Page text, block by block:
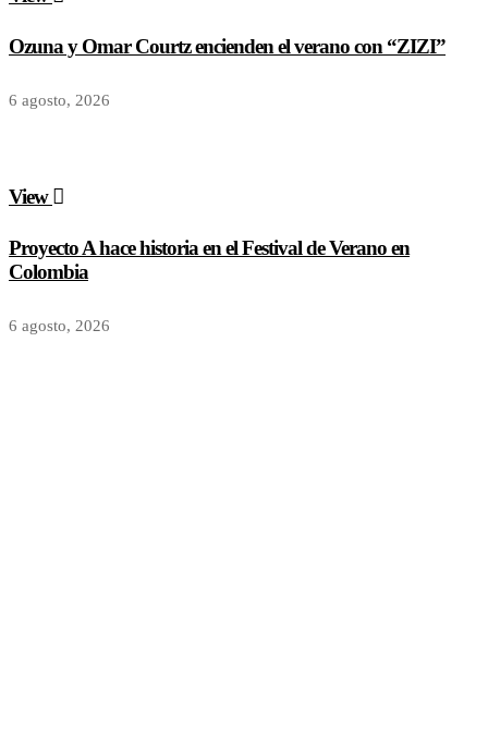
Ozuna y Omar Courtz encienden el verano con “ZIZI”
6 agosto, 2026
View
Proyecto A hace historia en el Festival de Verano en
Colombia
6 agosto, 2026